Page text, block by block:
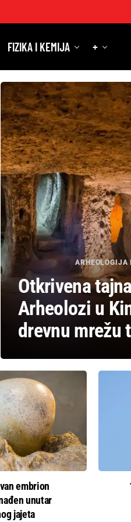
FIZIKA I KEMIJA +
ARHEOLOGIJA
Otkrivena
Arheolozi u
drevnu mrežu
embrion
unutar
jajeta